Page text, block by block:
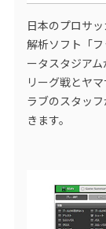
日本のプロサ
解析ソフト「
ータスタジア
リーグ戦とヤ
ラブのスタッ
きます。